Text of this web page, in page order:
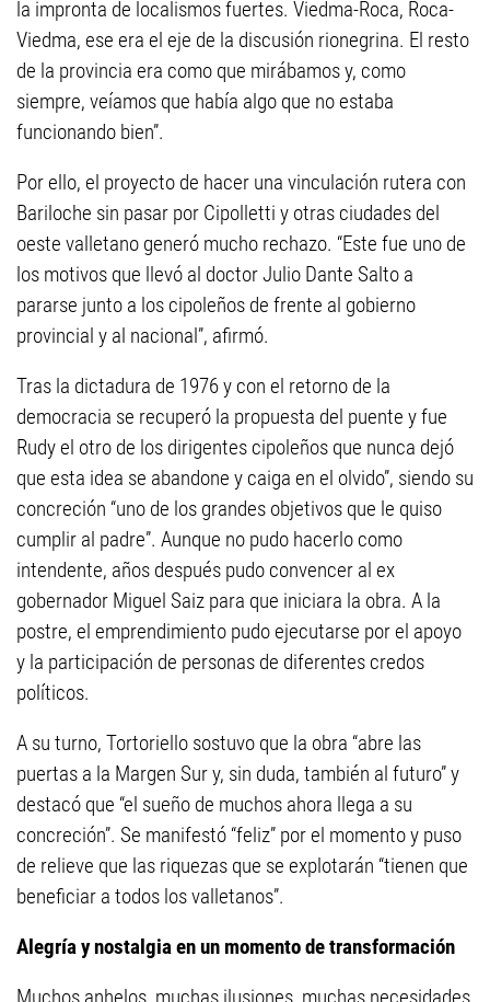
la impronta de localismos fuertes. Viedma-Roca, Roca-
Viedma, ese era el eje de la discusión rionegrina. El resto
de la provincia era como que mirábamos y, como
siempre, veíamos que había algo que no estaba
funcionando bien”.
Por ello, el proyecto de hacer una vinculación rutera con
Bariloche sin pasar por Cipolletti y otras ciudades del
oeste valletano generó mucho rechazo. “Este fue uno de
los motivos que llevó al doctor Julio Dante Salto a
pararse junto a los cipoleños de frente al gobierno
provincial y al nacional”, afirmó.
Tras la dictadura de 1976 y con el retorno de la
democracia se recuperó la propuesta del puente y fue
Rudy el otro de los dirigentes cipoleños que nunca dejó
que esta idea se abandone y caiga en el olvido”, siendo su
concreción “uno de los grandes objetivos que le quiso
cumplir al padre”. Aunque no pudo hacerlo como
intendente, años después pudo convencer al ex
gobernador Miguel Saiz para que iniciara la obra. A la
postre, el emprendimiento pudo ejecutarse por el apoyo
y la participación de personas de diferentes credos
políticos.
A su turno, Tortoriello sostuvo que la obra “abre las
puertas a la Margen Sur y, sin duda, también al futuro” y
destacó que “el sueño de muchos ahora llega a su
concreción”. Se manifestó “feliz” por el momento y puso
de relieve que las riquezas que se explotarán “tienen que
beneficiar a todos los valletanos”.
Alegría y nostalgia en un momento de transformación